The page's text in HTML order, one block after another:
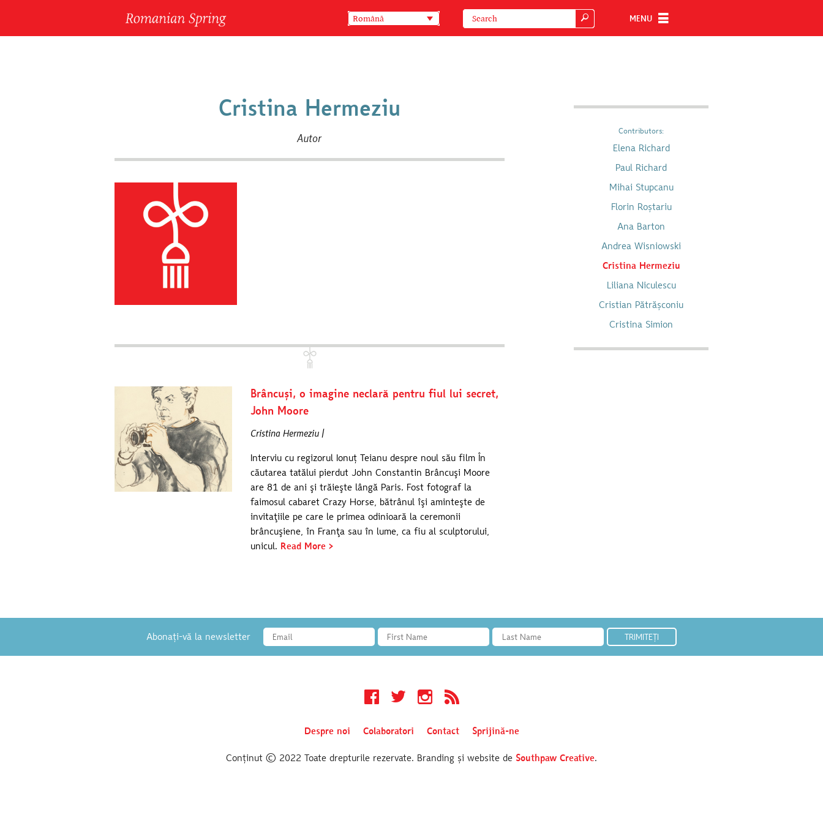
Română MENU
Cristina Hermeziu
Autor
Brâncuși, o imagine neclară pentru fiul lui secret,
John Moore
Cristina Hermeziu |
Interviu cu regizorul Ionuț Teianu despre noul său film În
căutarea tatălui pierdut John Constantin Brâncuşi Moore
are 81 de ani şi trăieşte lângă Paris. Fost fotograf la
faimosul cabaret Crazy Horse, bătrânul îşi aminteşte de
invitaţiile pe care le primea odinioară la ceremonii
brâncuşiene, în Franţa sau în lume, ca fiu al sculptorului,
unicul. Read More >
Contributors:
Elena Richard
Paul Richard
Mihai Stupcanu
Florin Roștariu
Ana Barton
Andrea Wisniowski
Cristina Hermeziu
Liliana Niculescu
Cristian Pătrășconiu
Cristina Simion
Abonați-vă la newsletter
Facebook Twitter Instagram RSS
Despre noi Colaboratori Contact Sprijină-ne
Conținut © 2022 Toate drepturile rezervate. Branding și website de Southpaw Creative.